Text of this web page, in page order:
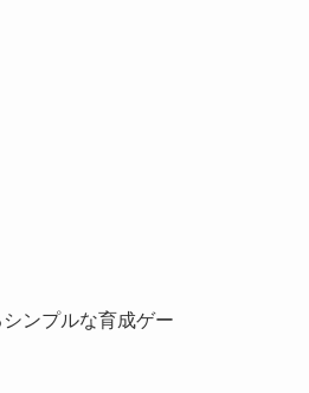
ンプルな育成ゲー